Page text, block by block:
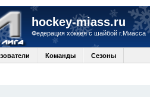
hockey-miass.ru
Федерация хоккея с шайбой г.Миасса
Команды Сезоны